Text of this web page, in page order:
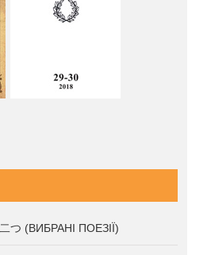
つ (ВИБРАНІ ПОЕЗІЇ)